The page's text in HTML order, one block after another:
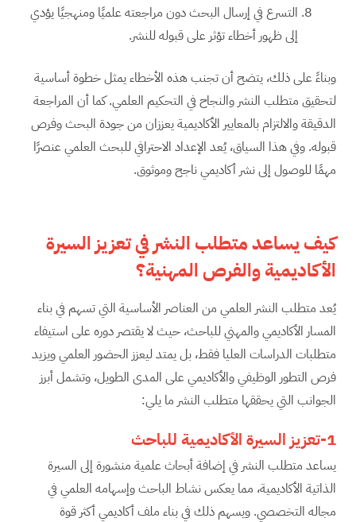
التسرع في إرسال البحث دون مراجعته علميًا ومنهجيًا يؤدي
إلى ظهور أخطاء تؤثر على قبوله للنشر.
وبناءً على ذلك، يتضح أن تجنب هذه الأخطاء يمثل خطوة أساسية
لتحقيق متطلب النشر والنجاح في التحكيم العلمي. كما أن المراجعة
الدقيقة والالتزام بالمعايير الأكاديمية يعززان من جودة البحث وفرص
قبوله. وفي هذا السياق، يُعد الإعداد الاحترافي للبحث العلمي عنصرًا
مهمًا للوصول إلى نشر أكاديمي ناجح وموثوق.
كيف يساعد متطلب النشر في تعزيز السيرة
الأكاديمية والفرص المهنية؟
يُعد متطلب النشر العلمي من العناصر الأساسية التي تسهم في بناء
المسار الأكاديمي والمهني للباحث، حيث لا يقتصر دوره على استيفاء
متطلبات الدراسات العليا فقط، بل يمتد ليعزز الحضور العلمي ويزيد
فرص التطور الوظيفي والأكاديمي على المدى الطويل، وتشمل أبرز
الجوانب التي يحققها متطلب النشر ما يلي:
1-تعزيز السيرة الأكاديمية للباحث
يساعد متطلب النشر في إضافة أبحاث علمية منشورة إلى السيرة
الذاتية الأكاديمية، مما يعكس نشاط الباحث وإسهامه العلمي في
مجاله التخصصي. ويسهم ذلك في بناء ملف أكاديمي أكثر قوة